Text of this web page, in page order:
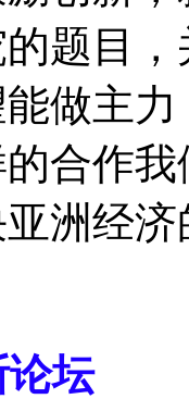
题目
做主
合作
洲经
论坛